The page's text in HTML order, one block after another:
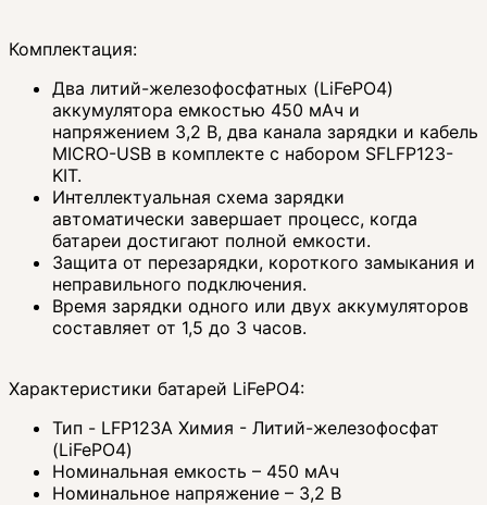
Комплектация:
Два литий-железофосфатных (LiFePO4)
аккумулятора емкостью 450 мАч и
напряжением 3,2 В, два канала зарядки и кабель
MICRO-USB в комплекте с набором SFLFP123-
KIT.
Интеллектуальная схема зарядки
автоматически завершает процесс, когда
батареи достигают полной емкости.
Защита от перезарядки, короткого замыкания и
неправильного подключения.
Время зарядки одного или двух аккумуляторов
составляет от 1,5 до 3 часов.
Характеристики батарей LiFePO4:
Тип - LFP123A Химия - Литий-железофосфат
(LiFePO4)
Номинальная емкость – 450 мАч
Номинальное напряжение – 3,2 В